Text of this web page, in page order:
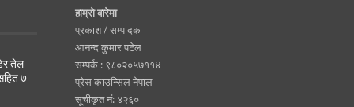
तेल
७
हाम्रो बारेमा
प्रकाश / सम्पादक
आनन्द कुमार पटेल
सम्पर्क : ९८०२०५७११४
प्रेस काउन्सिल नेपाल
सूचीकृत नं: ४२६०